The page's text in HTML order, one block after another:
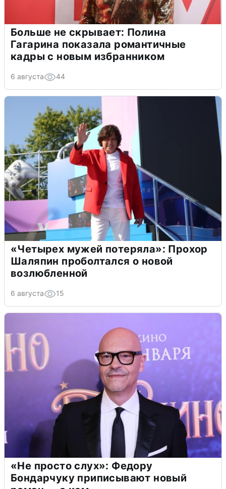
Больше не скрывает: Полина
Гагарина показала романтичные
кадры с новым избранником
6 августа 44
«Четырех мужей потеряла»: Прохор
Шаляпин проболтался о новой
возлюбленной
6 августа 15
«Не просто слух»: Федору
Бондарчуку приписывают новый